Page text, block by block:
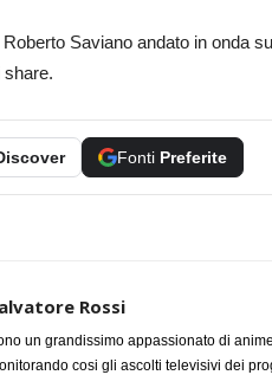
Saviano andato in onda
share.
Fonti Preferite
Rossi
un grandissimo appassionato di
cosi gli ascolti televisivi dei